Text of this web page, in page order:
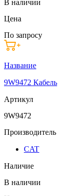
В наличии
Цена
По запросу
Название
9W9472 Кабель
Артикул
9W9472
Производитель
CAT
Наличие
В наличии